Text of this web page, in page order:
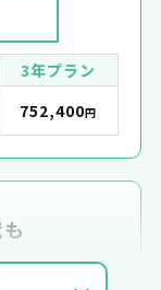
3年プラン
752,400円